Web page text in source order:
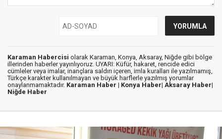
Karaman Habercisi olarak Karaman, Konya, Aksaray, Niğde gibi bölge
illerinden haberler yayınlıyoruz. UYARI: Küfür, hakaret, rencide edici
cümleler veya imalar, inançlara saldırı içeren, imla kuralları ile yazılmamış,
Türkçe karakter kullanılmayan ve büyük harflerle yazılmış yorumlar
onaylanmamaktadır. Karaman Haber | Konya Haber| Aksaray Haber|
Niğde Haber